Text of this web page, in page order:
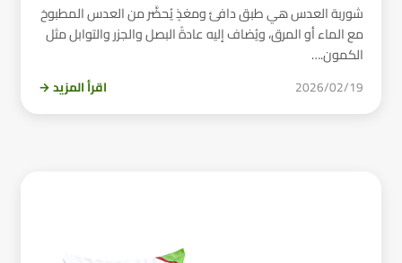
شوربة العدس هي طبق دافئ ومغذٍ يُحضَّر من العدس المطبوخ
مع الماء أو المرق، ويُضاف إليه عادةً البصل والجزر والتوابل مثل
الكمون.…
2026/02/19 اقرأ المزيد →